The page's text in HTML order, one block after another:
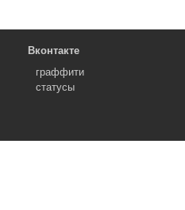
Вконтакте
граффити
статусы